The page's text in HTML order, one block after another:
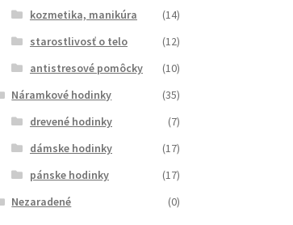
kozmetika, manikúra
(14)
starostlivosť o telo
(12)
antistresové pomôcky
(10)
Náramkové hodinky
(35)
drevené hodinky
(7)
dámske hodinky
(17)
pánske hodinky
(17)
Nezaradené
(0)